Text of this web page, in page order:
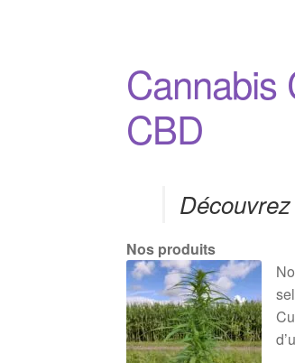
Cannabis
CBD
Nos produits